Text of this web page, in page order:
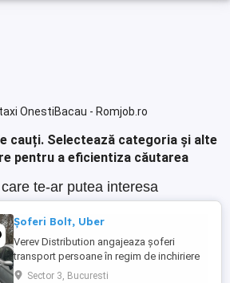
OnestiBacau - Romjob.ro
cauți. Selectează categoria și alte
pentru a eficientiza căutarea
te-ar putea interesa
Șoferi Bolt, Uber
Verev Distribution angajeaza șoferi
transport persoane în regim de inchiriere
cu atestat pe mașini 2022 și 2023.
Sector 3, Bucuresti